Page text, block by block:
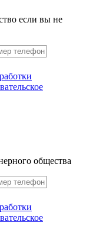
если вы не
общества